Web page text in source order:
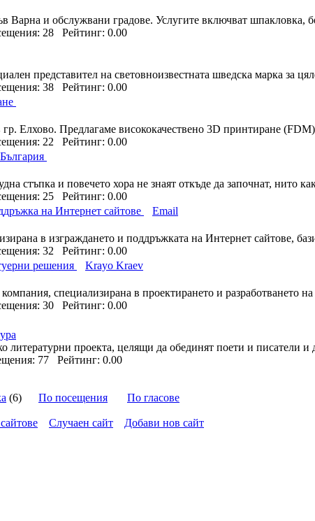
Варна и обслужвани градове. Услугите включват шпакловка,
28 Рейтинг: 0.00
представител на световноизвестната шведска марка за
38 Рейтинг: 0.00
Елхово. Предлагаме висококачествено 3D принтиране
22 Рейтинг: 0.00
стъпка и повечето хора не знаят откъде да започнат, нито
25 Рейтинг: 0.00
на Интернет сайтове
Email
в изграждането и поддръжката на Интернет сайтове,
32 Рейтинг: 0.00
решения
Krayo Kraev
специализирана в проектирането и разработването
30 Рейтинг: 0.00
литературни проекта, целящи да обединят поети и писатели и
77 Рейтинг: 0.00
(6) По посещения По гласове
Случаен сайт Добави нов сайт